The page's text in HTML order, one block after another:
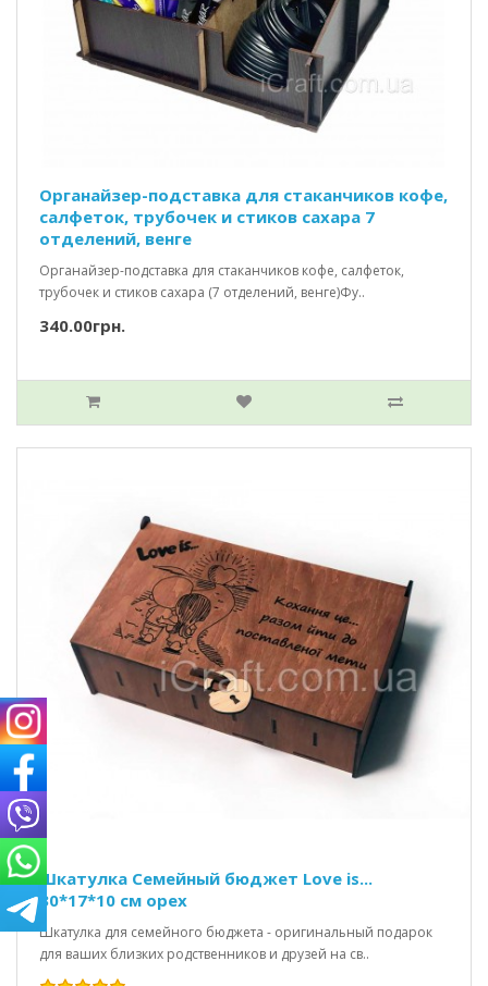
Органайзер-подставка для стаканчиков кофе,
салфеток, трубочек и стиков сахара 7
отделений, венге
Органайзер-подставка для стаканчиков кофе, салфеток,
трубочек и стиков сахара (7 отделений, венге)Фу..
340.00грн.
Шкатулка Семейный бюджет Love is...
30*17*10 см орех
Шкатулка для семейного бюджета - оригинальный подарок
для ваших близких родственников и друзей на св..